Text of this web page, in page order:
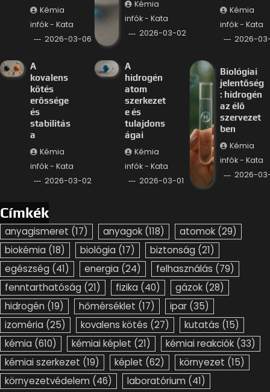
Kémia
infók - Kata
2026-03-06
Kémia
infók - Kata
2026-03-02
Kémia
infók - Kata
2026-
A
kovalens
kötés
erőssége
és
stabilitás
a
Kémia
infók - Kata
2026-03-02
A
hidrogén
atom
szerkezet
e és
tulajdons
ágai
Kémia
infók - Kata
2026-03-01
Biológiai
jelentőség
: hidrogén
az élő
szervezet
ben
Kémia
infók - Kata
2026-
Címkék
anyagismeret (17) anyagok (118) atomok (29)
biokémia (18) biológia (17) biztonság (21)
egészség (41) energia (24) felhasználás (79)
fenntarthatóság (21) fizika (40) gázok (28)
hidrogén (19) hőmérséklet (17) ipar (35)
izoméria (25) kovalens kötés (27) kutatás (15)
kémia (610) kémiai képlet (21) kémiai reakciók (33)
kémiai szerkezet (19) képlet (62) környezet (15)
környezetvédelem (46) laboratórium (41)